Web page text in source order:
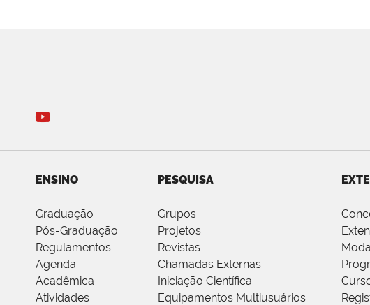
ENSINO
Graduação
Pós-Graduação
Regulamentos
Agenda
Acadêmica
Atividades
PESQUISA
Grupos
Projetos
Revistas
Chamadas Externas
Iniciação Científica
Equipamentos Multiusuários